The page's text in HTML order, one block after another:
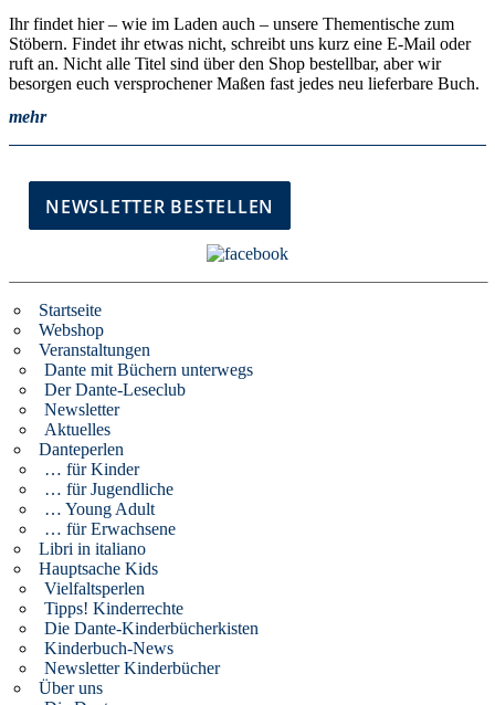
Ihr findet hier – wie im Laden auch – unsere Thementische zum
Stöbern. Findet ihr etwas nicht, schreibt uns kurz eine E-Mail oder
ruft an. Nicht alle Titel sind über den Shop bestellbar, aber wir
besorgen euch versprochener Maßen fast jedes neu lieferbare Buch.
mehr
Startseite
Webshop
Veranstaltungen
Dante mit Büchern unterwegs
Der Dante-Leseclub
Newsletter
Aktuelles
Danteperlen
… für Kinder
… für Jugendliche
… Young Adult
… für Erwachsene
Libri in italiano
Hauptsache Kids
Vielfaltsperlen
Tipps! Kinderrechte
Die Dante-Kinderbücherkisten
Kinderbuch-News
Newsletter Kinderbücher
Über uns